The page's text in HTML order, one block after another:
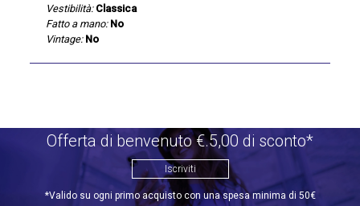
Vestibilità: Classica
Fatto a mano: No
Vintage: No
Offerta di benvenuto €.5,00 di sconto*
Iscriviti
*Valido su ogni primo acquisto con una spesa minima di 50€